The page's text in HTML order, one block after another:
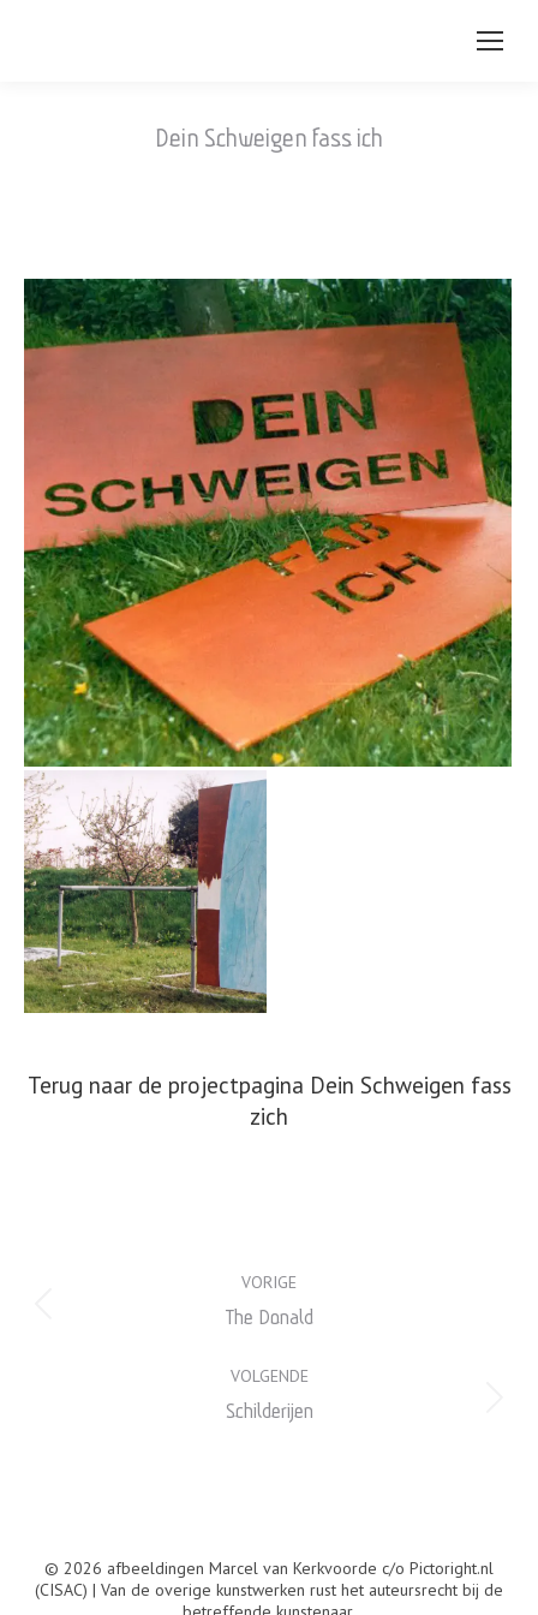
Dein Schweigen fass ich
Terug naar de projectpagina Dein Schweigen fass
zich
VORIGE
Vorig
The Donald
VOLGENDE
Volgend
Schilderijen
© 2026 afbeeldingen Marcel van Kerkvoorde c/o Pictoright.nl
(CISAC) | Van de overige kunstwerken rust het auteursrecht bij de